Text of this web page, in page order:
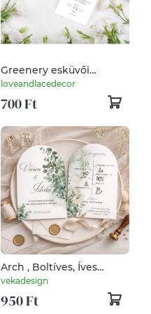
Greenery esküvői
meghívó — fehér
szabható
loveandlacedecor
700 Ft
Arch , Boltíves, Íves
esküvői meghívó -
greenery eukaliptusz
vekadesign
950 Ft